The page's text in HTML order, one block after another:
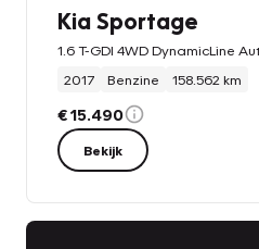
Kia Sportage
1.6 T-GDI 4WD DynamicLine
2017
Benzine 158.562 km
€ 15.490
Bekijk